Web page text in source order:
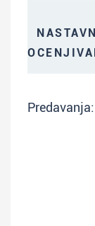
Predavanja: